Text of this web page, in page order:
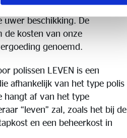
kwaliteit voor te leggen die
uwer beschikking. De
de kosten van onze
genoemd.
polissen LEVEN is een
afhankelijk van het type polis
hangt af van het type
“leven” zal, zoals het bij de
en een beheerkost in